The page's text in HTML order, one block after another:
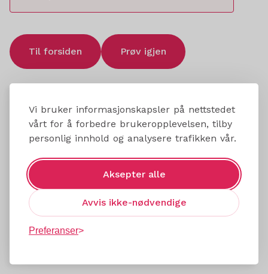
Vi bruker informasjonskapsler på nettstedet
vårt for å forbedre brukeropplevelsen, tilby
personlig innhold og analysere trafikken vår.
Aksepter alle
Avvis ikke-nødvendige
Preferanser
Til forsiden Prøv igjen